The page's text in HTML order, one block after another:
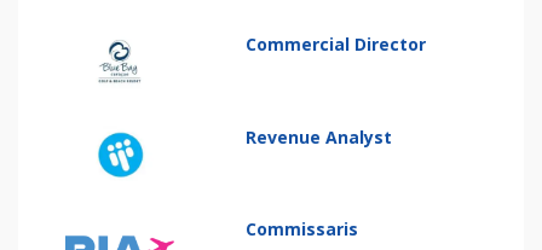
Commercial Director
Revenue Analyst
Commissaris